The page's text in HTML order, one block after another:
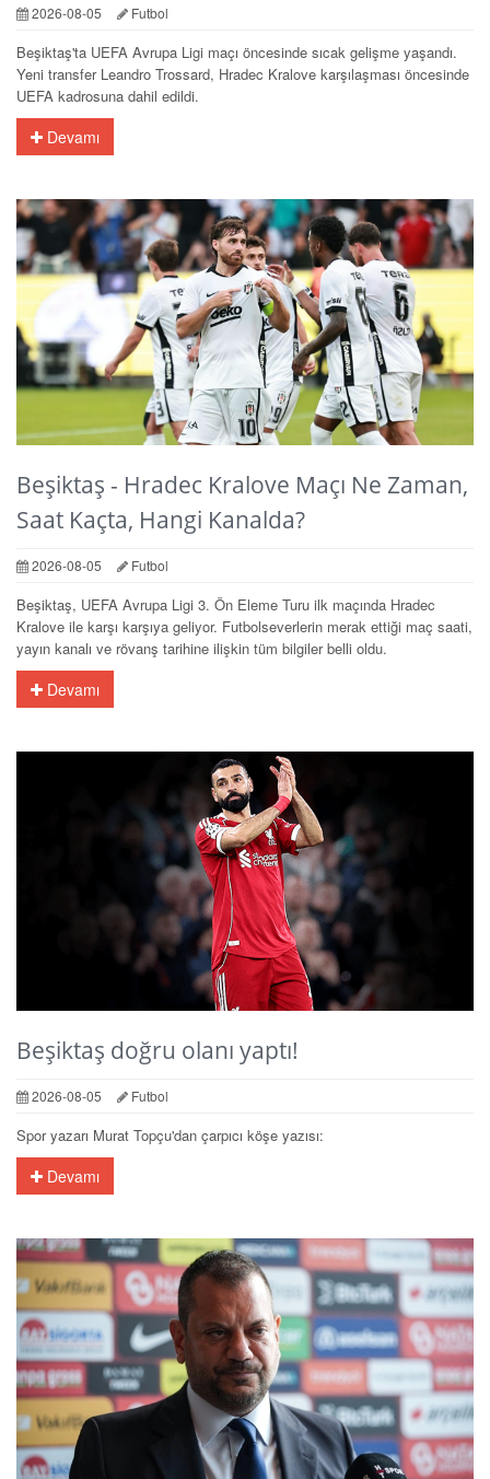
2026-08-05 Futbol
Beşiktaş'ta UEFA Avrupa Ligi maçı öncesinde sıcak gelişme yaşandı.
Yeni transfer Leandro Trossard, Hradec Kralove karşılaşması öncesinde
UEFA kadrosuna dahil edildi.
Devamı
Beşiktaş - Hradec Kralove Maçı Ne Zaman,
Saat Kaçta, Hangi Kanalda?
2026-08-05 Futbol
Beşiktaş, UEFA Avrupa Ligi 3. Ön Eleme Turu ilk maçında Hradec
Kralove ile karşı karşıya geliyor. Futbolseverlerin merak ettiği maç saati,
yayın kanalı ve rövanş tarihine ilişkin tüm bilgiler belli oldu.
Devamı
Beşiktaş doğru olanı yaptı!
2026-08-05 Futbol
Spor yazarı Murat Topçu'dan çarpıcı köşe yazısı:
Devamı